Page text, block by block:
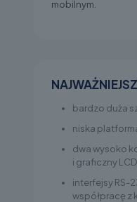
mobilnym.
bardzo duża
niska
dwa wysoko
i graficzny
interfejsy RS-
współpracę z